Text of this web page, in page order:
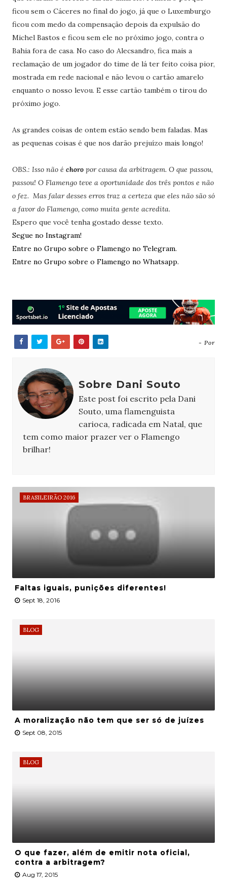
ficou sem o Cáceres no final do jogo, já que o Luxemburgo
ficou com medo da compensação depois da expulsão do
Michel Bastos e ficou sem ele no próximo jogo, contra o
Bahia fora de casa. No caso do Alecsandro, fica mais a
reclamação de um jogador do time de lá ter feito coisa pior,
mostrada em rede nacional e não levou o cartão amarelo
enquanto o nosso levou. E esse cartão também o tirou do
próximo jogo.
As grandes coisas de ontem estão sendo bem faladas. Mas
as pequenas coisas é que nos darão prejuízo mais longo!
OBS.: Isso não é choropor causa da arbitragem. O que passou,
passou! O Flamengo teve a oportunidade dos três pontos e não
o fez. Mas falar desses erros traz a certeza que eles não são só
a favor do Flamengo, como muita gente acredita.
Espero que você tenha gostado desse texto.
Segue no Instagram!
Entre no Grupo sobre o Flamengo no Telegram.
Entre no Grupo sobre o Flamengo no Whatsapp.
- Por
Sobre Dani Souto
Este post foi escrito pela Dani
Souto, uma flamenguista
carioca, radicada em Natal, que
tem como maior prazer ver o Flamengo
brilhar!
BRASILEIRÃO 2016
Faltas iguais, punições diferentes!
Sept 18, 2016
BLOG
A moralização não tem que ser só de juízes
Sept 08, 2015
BLOG
O que fazer, além de emitir nota oficial,
contra a arbitragem?
Aug 17, 2015